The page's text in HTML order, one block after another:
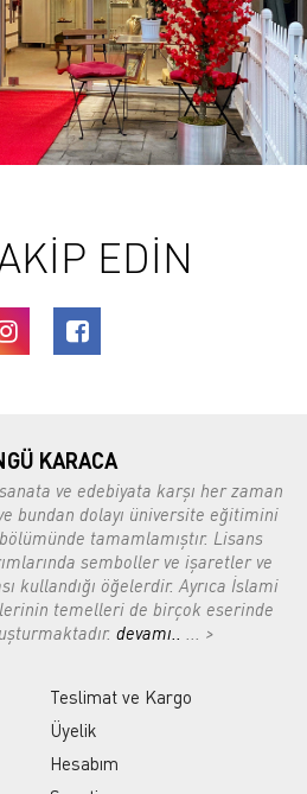
EDİN
KARACA
ve edebiyata karşı her zaman
bundan dolayı üniversite eğitimini
tamamlamıştır. Lisans
semboller ve işaretler ve
kullandığı öğelerdir. Ayrıca İslami
temelleri de birçok eserinde
devamı.. ... >
Teslimat ve Kargo
Üyelik
Hesabım